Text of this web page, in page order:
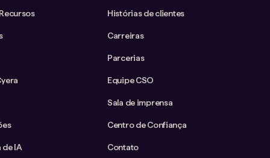
de IA
Histórias de clientes
Carreiras
Parcerias
Equipe CSO
Sala de imprensa
Centro de Confiança
Contato